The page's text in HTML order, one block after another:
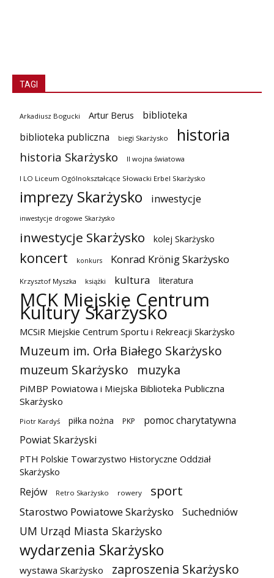
TAGI
Arkadiusz Bogucki Artur Berus
biblioteka
biblioteka publiczna
biegi Skarżysko historia
historia Skarżysko II wojna światowa
I LO Liceum Ogólnokształcące Słowacki Erbel Skarżysko
imprezy Skarżysko inwestycje
inwestycje drogowe Skarżysko
inwestycje Skarżysko kolej Skarżysko
koncert konkurs Konrad Krönig Skarżysko
Krzysztof Myszka książki kultura literatura
MCK Miejskie Centrum
Kultury Skarżysko
MCSiR Miejskie Centrum Sportu i Rekreacji Skarżysko
Muzeum im. Orła Białego Skarżysko
muzeum Skarżysko
muzyka
PiMBP Powiatowa i Miejska Biblioteka Publiczna
Skarżysko
Piotr Kardyś piłka nożna PKP
pomoc charytatywna
Powiat Skarżyski
PTH Polskie Towarzystwo Historyczne Oddział
Skarżysko
Rejów Retro Skarżysko rowery sport
Starostwo Powiatowe Skarżysko Suchedniów
UM Urząd Miasta Skarżysko
wydarzenia Skarżysko
wystawa Skarżysko zaproszenia Skarżysko